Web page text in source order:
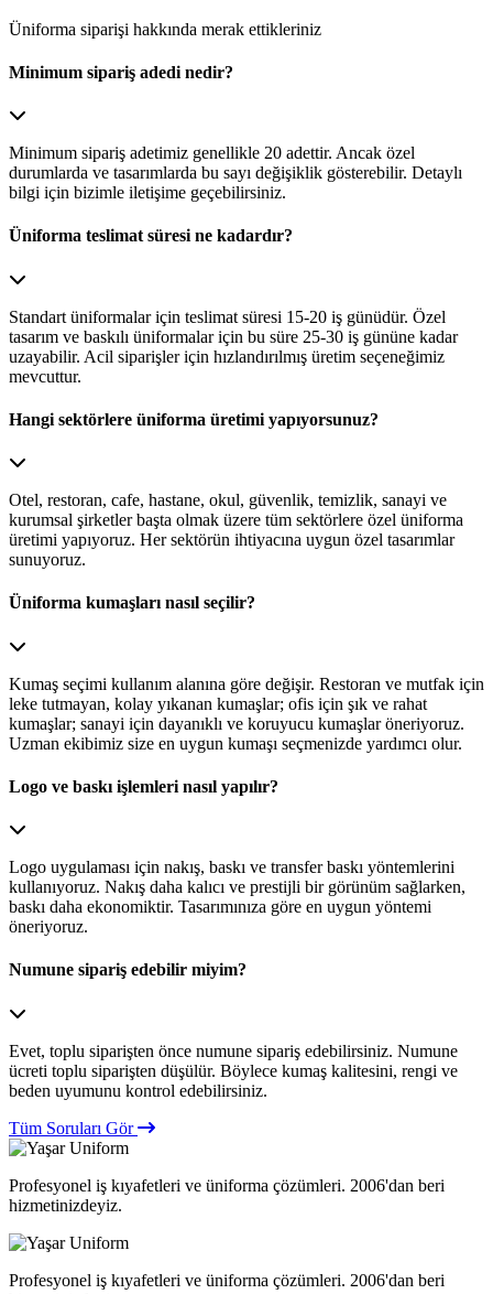
Üniforma siparişi hakkında merak ettikleriniz
Minimum sipariş adedi nedir?
Minimum sipariş adetimiz genellikle 20 adettir. Ancak özel
durumlarda ve tasarımlarda bu sayı değişiklik gösterebilir. Detaylı
bilgi için bizimle iletişime geçebilirsiniz.
Üniforma teslimat süresi ne kadardır?
Standart üniformalar için teslimat süresi 15-20 iş günüdür. Özel
tasarım ve baskılı üniformalar için bu süre 25-30 iş gününe kadar
uzayabilir. Acil siparişler için hızlandırılmış üretim seçeneğimiz
mevcuttur.
Hangi sektörlere üniforma üretimi yapıyorsunuz?
Otel, restoran, cafe, hastane, okul, güvenlik, temizlik, sanayi ve
kurumsal şirketler başta olmak üzere tüm sektörlere özel üniforma
üretimi yapıyoruz. Her sektörün ihtiyacına uygun özel tasarımlar
sunuyoruz.
Üniforma kumaşları nasıl seçilir?
Kumaş seçimi kullanım alanına göre değişir. Restoran ve mutfak için
leke tutmayan, kolay yıkanan kumaşlar; ofis için şık ve rahat
kumaşlar; sanayi için dayanıklı ve koruyucu kumaşlar öneriyoruz.
Uzman ekibimiz size en uygun kumaşı seçmenizde yardımcı olur.
Logo ve baskı işlemleri nasıl yapılır?
Logo uygulaması için nakış, baskı ve transfer baskı yöntemlerini
kullanıyoruz. Nakış daha kalıcı ve prestijli bir görünüm sağlarken,
baskı daha ekonomiktir. Tasarımınıza göre en uygun yöntemi
öneriyoruz.
Numune sipariş edebilir miyim?
Evet, toplu siparişten önce numune sipariş edebilirsiniz. Numune
ücreti toplu siparişten düşülür. Böylece kumaş kalitesini, rengi ve
beden uyumunu kontrol edebilirsiniz.
Tüm Soruları Gör
Profesyonel iş kıyafetleri ve üniforma çözümleri. 2006'dan beri
hizmetinizdeyiz.
Profesyonel iş kıyafetleri ve üniforma çözümleri. 2006'dan beri